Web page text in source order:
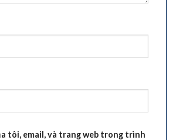
tôi, email, và trang web trong trình